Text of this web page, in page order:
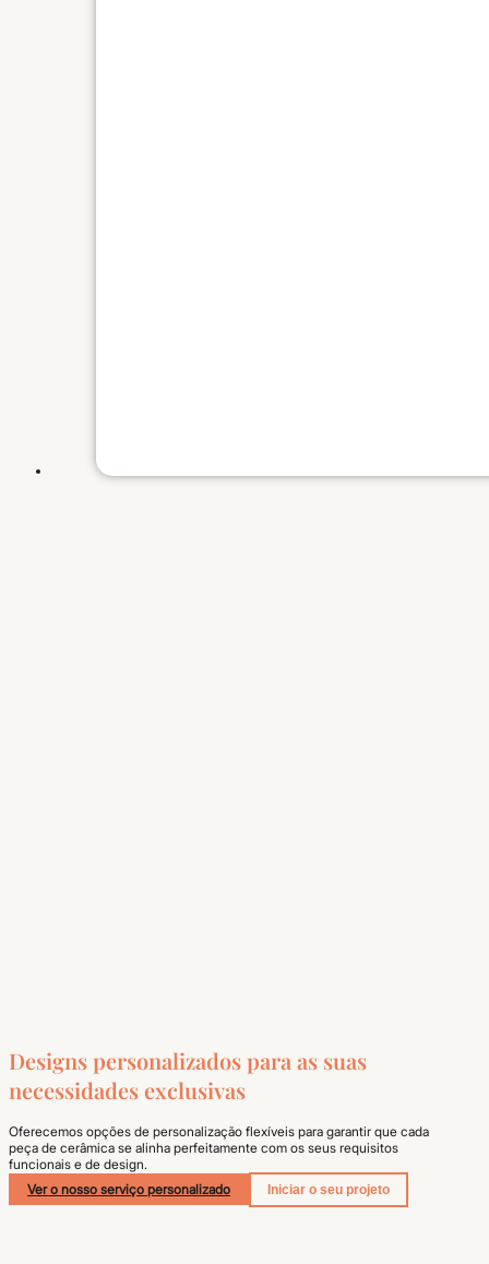
Designs personalizados para as suas
necessidades exclusivas
Oferecemos opções de personalização flexíveis para garantir que cada
peça de cerâmica se alinha perfeitamente com os seus requisitos
funcionais e de design.
Ver o nosso serviço personalizado
Iniciar o seu projeto